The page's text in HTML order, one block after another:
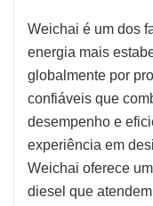
Weichai é um dos
energia mais
globalmente por
confiáveis que
desempenho e
experiência em
Weichai oferece
diesel que